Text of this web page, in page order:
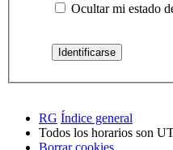
Ocultar mi estado
RG Índice general
Todos los horarios son
Borrar cookies